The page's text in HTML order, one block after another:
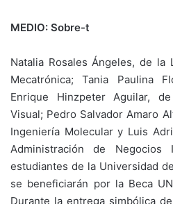
MEDIO: Sobre-t
Natalia Rosales Ángeles, de la
Mecatrónica; Tania Paulina
Enrique Hinzpeter Aguilar,
Visual; Pedro Salvador Amaro
Ingeniería Molecular y Luis
Administración de Negocios
estudiantes de la Universidad
se beneficiarán por la Beca
Durante la entrega simbólica